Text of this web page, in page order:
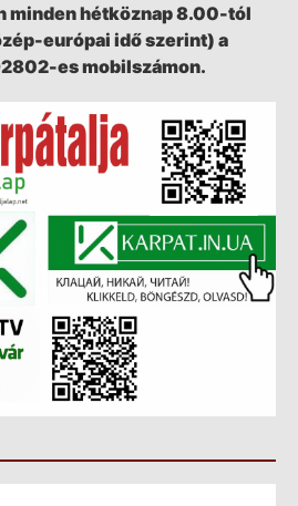
minden hétköznap 8.00-tól
európai idő szerint) a
es mobilszámon.